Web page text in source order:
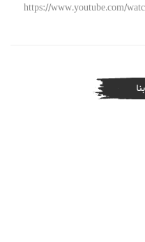
https://www.youtube.com/